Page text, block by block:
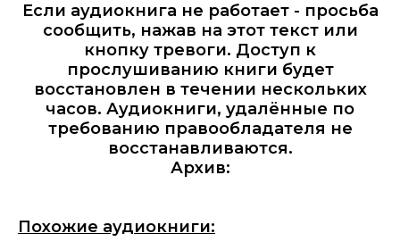
Если аудиокнига не работает - просьба
сообщить, нажав на этот текст или
кнопку тревоги. Доступ к
прослушиванию книги будет
восстановлен в течении нескольких
часов. Аудиокниги, удалённые по
требованию правообладателя не
восстанавливаются.
Архив:
Похожие аудиокниги: